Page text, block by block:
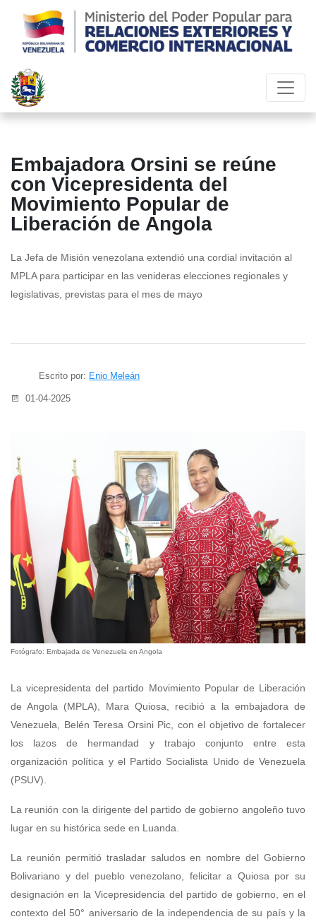
Embajadora Orsini se reúne
con Vicepresidenta del
Movimiento Popular de
Liberación de Angola
La Jefa de Misión venezolana extendió una cordial invitación al
MPLA para participar en las venideras elecciones regionales y
legislativas, previstas para el mes de mayo
Escrito por: Enio Meleán
01-04-2025
Fotógrafo: Embajada de Venezuela en Angola
La vicepresidenta del partido Movimiento Popular de Liberación
de Angola (MPLA), Mara Quiosa, recibió a la embajadora de
Venezuela, Belén Teresa Orsini Pic, con el objetivo de fortalecer
los lazos de hermandad y trabajo conjunto entre esta
organización política y el Partido Socialista Unido de Venezuela
(PSUV).
La reunión con la dirigente del partido de gobierno angoleño tuvo
lugar en su histórica sede en Luanda.
La reunión permitió trasladar saludos en nombre del Gobierno
Bolivariano y del pueblo venezolano, felicitar a Quiosa por su
designación en la Vicepresidencia del partido de gobierno, en el
contexto del 50° aniversario de la independencia de su país y la